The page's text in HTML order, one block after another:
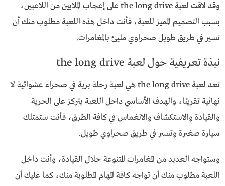
وقد لاقت لعبة the long drive على إعجاب الملايين من اللاعبين،
بسبب التصميم المميز للعبة، فأنت داخل هذه اللعبة مطلوب منك أن
تسير في طريق طويل صحراوي مليئ بالمغامرات.
نبذة تعريفية حول لعبة the long drive
تعد لعبة the long drive هي لعبة رحلة برية في صحراء عشوائية لا
نهائية تقريبًا، والهدف الأساسي داخل اللعبة يتركز على الحرية
والقيادة والاستكشاف والانغماس في كافة الطرق، فأنت ستمتلك
سيارة صغيرة وتسير في طريق صحراوي طويل.
وستواجه العديد من المغامرات المتنوعة خلال القيادة، وأنت داخل
اللعبة مطلوب منك أن تواجه كافة المهام المطلوبة منك، كما عليك أن